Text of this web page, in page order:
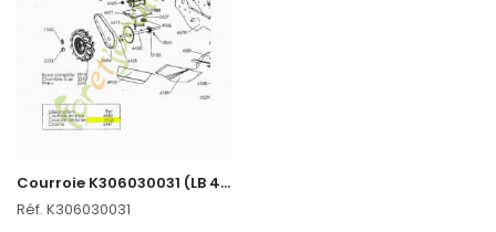
C
ourroie K306030031 (LB 44)
Réf. K306030031